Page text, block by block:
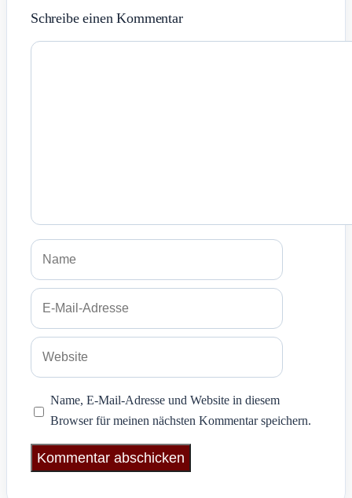
Schreibe einen Kommentar
Kommentar
Name
E-
Adresse
Website
Name, E-Mail-Adresse und Website in diesem
Browser für meinen nächsten Kommentar speichern.